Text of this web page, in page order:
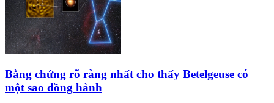
Bằng chứng rõ ràng nhất cho thấy Betelgeuse có
một sao đồng hành